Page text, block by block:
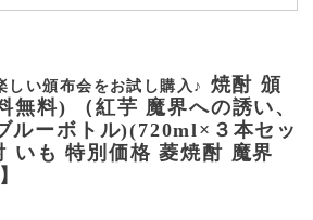
しい頒布会をお試し購入♪
焼酎 頒
無料) （紅芋 魔界への誘い、
ルーボトル)(720ml×３本セッ
いも 特別価格 菱焼酎 魔界